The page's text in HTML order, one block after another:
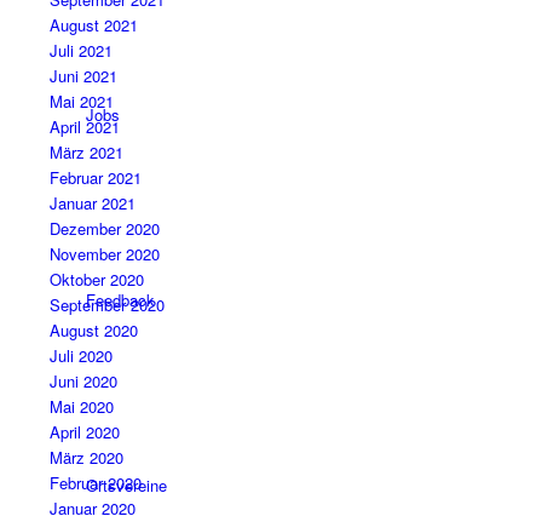
Jobs
Feedback
Ortsvereine
August 2021
Juli 2021
Juni 2021
Mai 2021
April 2021
März 2021
Februar 2021
Januar 2021
Dezember 2020
November 2020
Oktober 2020
September 2020
August 2020
Juli 2020
Juni 2020
Mai 2020
April 2020
März 2020
Februar 2020
Januar 2020